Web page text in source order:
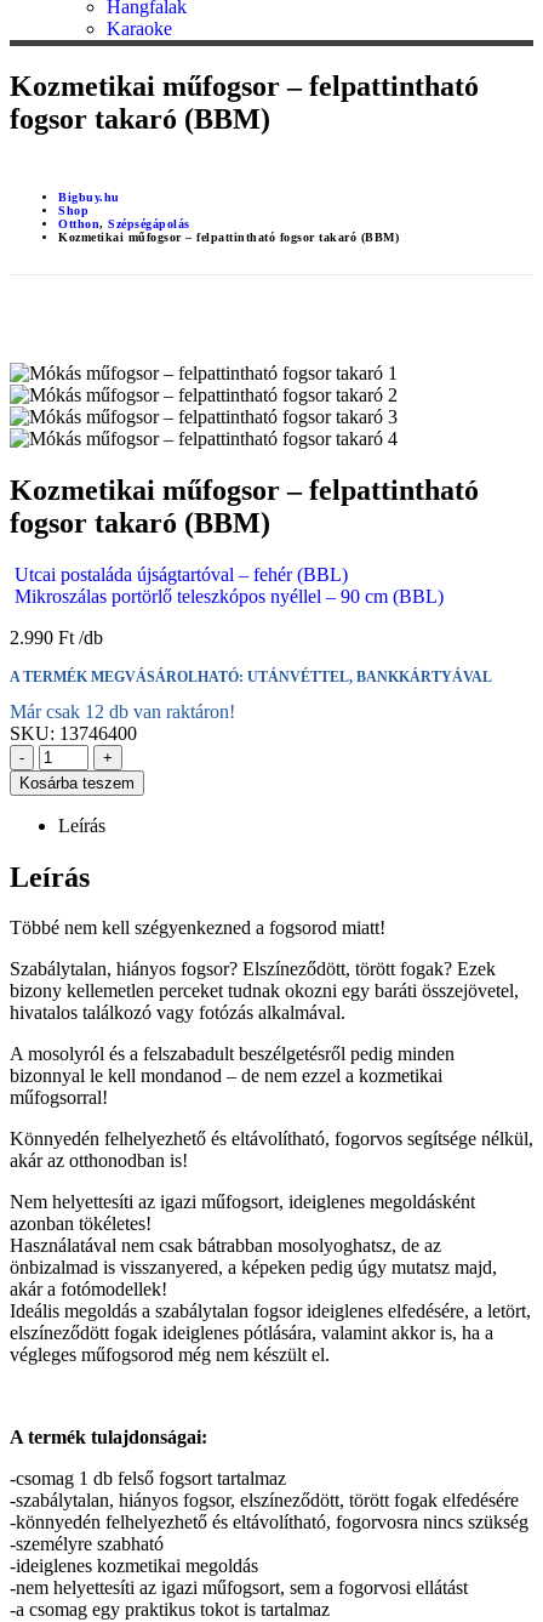
Hangfalak
Karaoke
Kozmetikai műfogsor – felpattintható
fogsor takaró (BBM)
Bigbuy.hu
Shop
Otthon, Szépségápolás
Kozmetikai műfogsor – felpattintható fogsor takaró (BBM)
Kozmetikai műfogsor – felpattintható
fogsor takaró (BBM)
Utcai postaláda újságtartóval – fehér (BBL)
Mikroszálas portörlő teleszkópos nyéllel – 90 cm (BBL)
2.990 Ft
A TERMÉK MEGVÁSÁROLHATÓ: UTÁNVÉTTEL, BANKKÁRTYÁVAL
Már csak 12 db van raktáron!
SKU: 13746400
-
+
Kosárba teszem
Leírás
Leírás
Többé nem kell szégyenkezned a fogsorod miatt!
Szabálytalan, hiányos fogsor? Elszíneződött, törött fogak? Ezek
bizony kellemetlen perceket tudnak okozni egy baráti összejövetel,
hivatalos találkozó vagy fotózás alkalmával.
A mosolyról és a felszabadult beszélgetésről pedig minden
bizonnyal le kell mondanod – de nem ezzel a kozmetikai
műfogsorral!
Könnyedén felhelyezhető és eltávolítható, fogorvos segítsége nélkül,
akár az otthonodban is!
Nem helyettesíti az igazi műfogsort, ideiglenes megoldásként
azonban tökéletes!
Használatával nem csak bátrabban mosolyoghatsz, de az
önbizalmad is visszanyered, a képeken pedig úgy mutatsz majd,
akár a fotómodellek!
Ideális megoldás a szabálytalan fogsor ideiglenes elfedésére, a letört,
elszíneződött fogak ideiglenes pótlására, valamint akkor is, ha a
végleges műfogsorod még nem készült el.
A termék tulajdonságai:
-csomag 1 db felső fogsort tartalmaz
-szabálytalan, hiányos fogsor, elszíneződött, törött fogak elfedésére
-könnyedén felhelyezhető és eltávolítható, fogorvosra nincs szükség
-személyre szabható
-ideiglenes kozmetikai megoldás
-nem helyettesíti az igazi műfogsort, sem a fogorvosi ellátást
-a csomag egy praktikus tokot is tartalmaz